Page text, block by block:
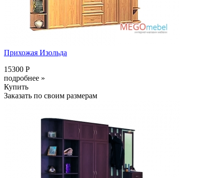
Прихожая Изольда
15300 Р
подробнее »
Купить
Заказать по своим размерам